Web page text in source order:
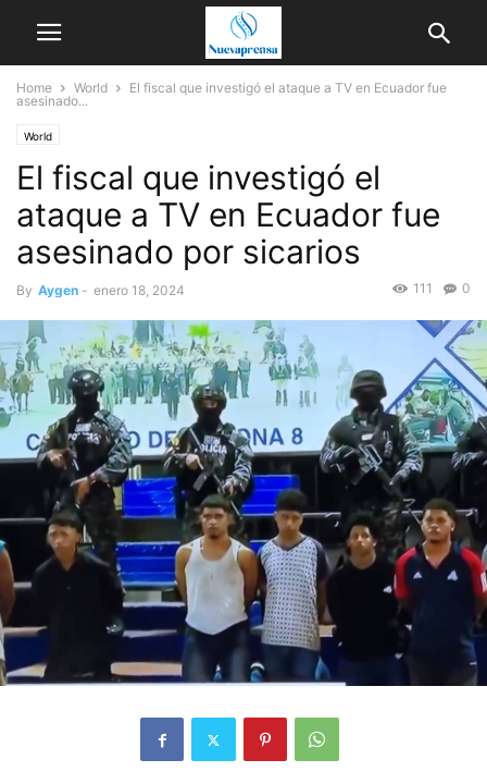
Home World
El fiscal que investigó el ataque a TV en Ecuador fue
asesinado...
World
El fiscal que investigó el
ataque a TV en Ecuador fue
asesinado por sicarios
By Aygen - enero 18, 2024 0
111